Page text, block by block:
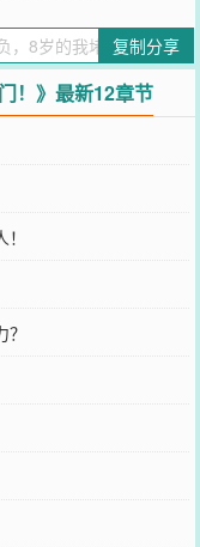
！检测到宿主吞下混元
天赋：再生之力！”
得领悟冰玄裂元麟的本
之祖，恭喜宿主获得
校门！
！
复制分享
！》最新12章节